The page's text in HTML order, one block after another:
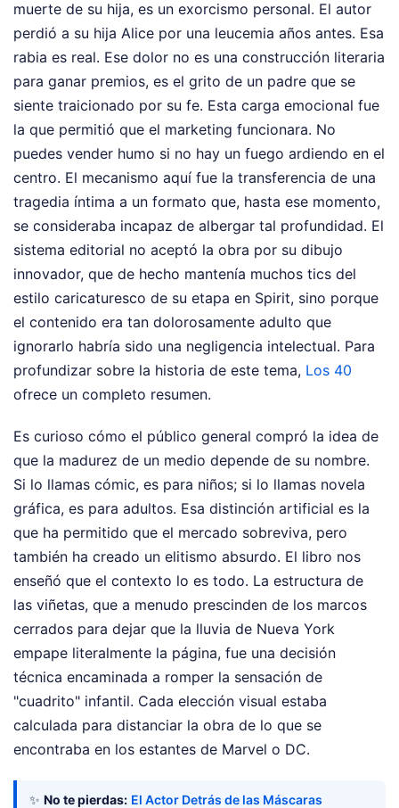
muerte de su hija, es un exorcismo personal. El autor
perdió a su hija Alice por una leucemia años antes. Esa
rabia es real. Ese dolor no es una construcción literaria
para ganar premios, es el grito de un padre que se
siente traicionado por su fe. Esta carga emocional fue
la que permitió que el marketing funcionara. No
puedes vender humo si no hay un fuego ardiendo en el
centro. El mecanismo aquí fue la transferencia de una
tragedia íntima a un formato que, hasta ese momento,
se consideraba incapaz de albergar tal profundidad. El
sistema editorial no aceptó la obra por su dibujo
innovador, que de hecho mantenía muchos tics del
estilo caricaturesco de su etapa en Spirit, sino porque
el contenido era tan dolorosamente adulto que
ignorarlo habría sido una negligencia intelectual. Para
profundizar sobre la historia de este tema, Los 40
ofrece un completo resumen.
Es curioso cómo el público general compró la idea de
que la madurez de un medio depende de su nombre.
Si lo llamas cómic, es para niños; si lo llamas novela
gráfica, es para adultos. Esa distinción artificial es la
que ha permitido que el mercado sobreviva, pero
también ha creado un elitismo absurdo. El libro nos
enseñó que el contexto lo es todo. La estructura de
las viñetas, que a menudo prescinden de los marcos
cerrados para dejar que la lluvia de Nueva York
empape literalmente la página, fue una decisión
técnica encaminada a romper la sensación de
"cuadrito" infantil. Cada elección visual estaba
calculada para distanciar la obra de lo que se
encontraba en los estantes de Marvel o DC.
✨ No te pierdas: El Actor Detrás de las Máscaras